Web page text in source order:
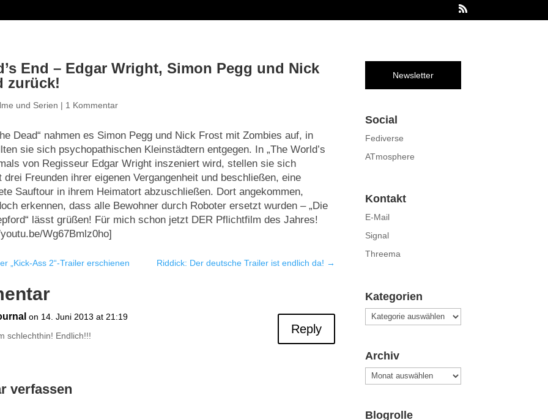
End – Edgar Wright, Simon Pegg und Nick
zurück!
und Serien | 1 Kommentar
Dead“ nahmen es Simon Pegg und Nick Frost mit Zombies auf, in
sie sich psychopathischen Kleinstädtern entgegen. In „The World’s
von Regisseur Edgar Wright inszeniert wird, stellen sie sich
drei Freunden ihrer eigenen Vergangenheit und beschließen, eine
Sauftour in ihrem Heimatort abzuschließen. Dort angekommen,
erkennen, dass alle Bewohner durch Roboter ersetzt wurden – „Die
lässt grüßen! Für mich schon jetzt DER Pflichtfilm des Jahres!
Wg67Bmlz0ho]
„Kick-Ass 2“-Trailer erschienen Riddick: Der deutsche Trailer ist endlich da! →
on 14. Juni 2013 at 21:19
schlechthin! Endlich!!!
Reply
verfassen
Newsletter
Social
Fediverse
ATmosphere
Kontakt
E-Mail
Signal
Threema
Kategorien
Kategorien
Archiv
Archiv
Blogrolle